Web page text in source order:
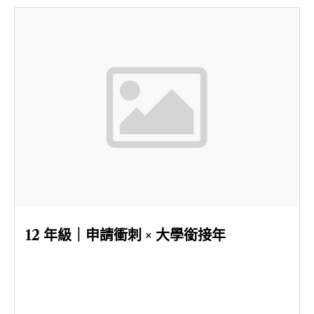
12 年級｜申請衝刺 × 大學銜接年